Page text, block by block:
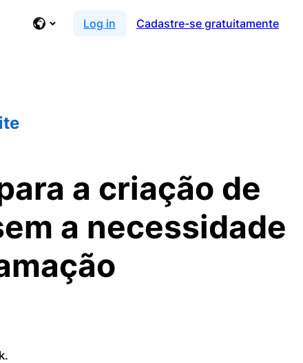
Log in Cadastre-se gratuitamente
a criação de
a necessidade